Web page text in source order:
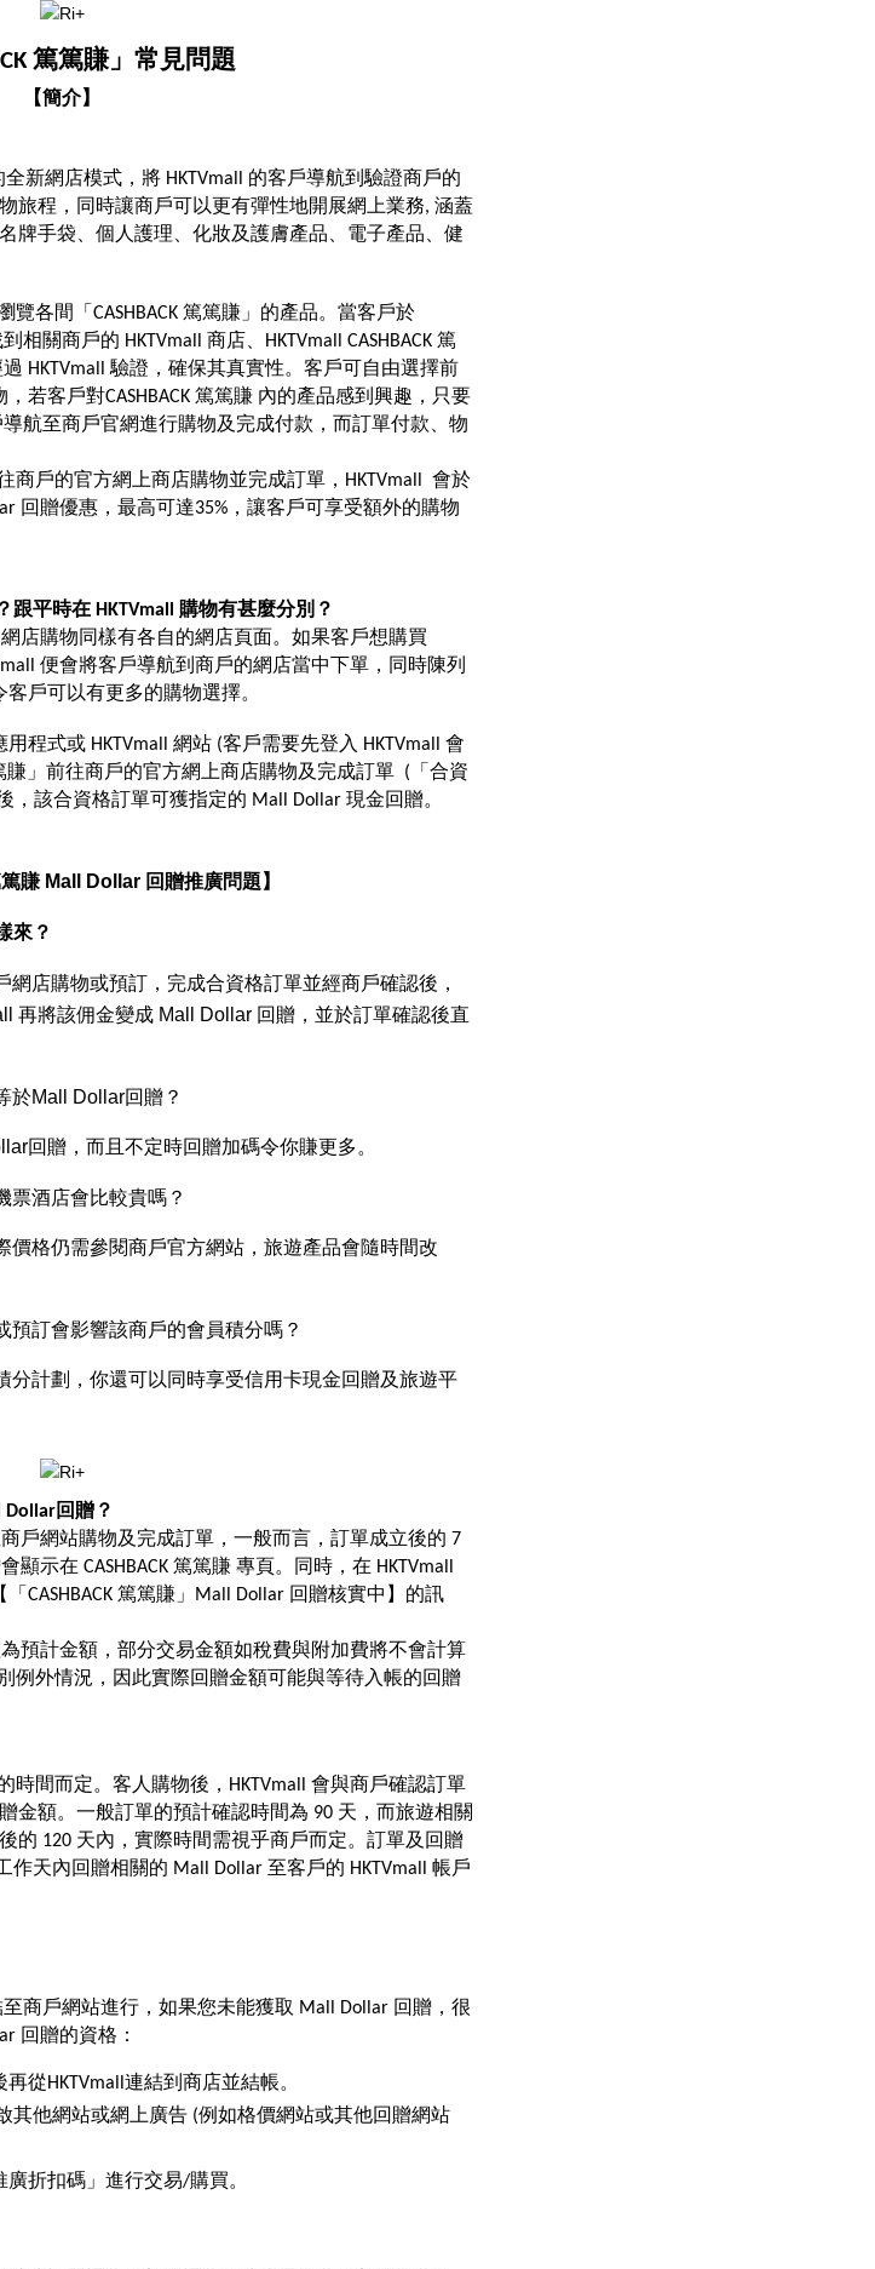
篤篤賺」常見問題
【簡介】
全新網店模式，將 HKTVmall 的客戶導航到驗證商戶的
旅程，同時讓商戶可以更有彈性地開展網上業務, 涵蓋
牌手袋、個人護理、化妝及護膚產品、電子產品、健
覽各間「CASHBACK 篤篤賺」的產品。當客戶於
關商戶的 HKTVmall 商店、HKTVmall CASHBACK 篤
HKTVmall 驗證，確保其真實性。客戶可自由選擇前
若客戶對CASHBACK 篤篤賺 內的產品感到興趣，只要
航至商戶官網進行購物及完成付款，而訂單付款、物
商戶的官方網上商店購物並完成訂單，HKTVmall  會於
回贈優惠，最高可達35%，讓客戶可享受額外的購物
跟平時在 HKTVmall 購物有甚麼分別？
網店購物同樣有各自的網店頁面。如果客戶想購買
便會將客戶導航到商戶的網店當中下單，同時陳列
客戶可以有更多的購物選擇。
程式或 HKTVmall 網站 (客戶需要先登入 HKTVmall 會
賺」前往商戶的官方網上商店購物及完成訂單  (「合資
，該合資格訂單可獲指定的 Mall Dollar 現金回贈。
賺 Mall Dollar 回贈推廣問題】
來？
店購物或預訂，完成合資格訂單並經商戶確認後，
再將該佣金變成 Mall Dollar 回贈，並於訂單確認後直
於Mall Dollar回贈？
回贈，而且不定時回贈加碼令你賺更多。
票酒店會比較貴嗎？
格仍需參閱商戶官方網站，旅遊產品會隨時間改
訂會影響該商戶的會員積分嗎？
計劃，你還可以同時享受信用卡現金回贈及旅遊平
回贈？
商戶網站購物及完成訂單，一般而言，訂單成立後的 7
示在 CASHBACK 篤篤賺 專頁。同時，在 HKTVmall
CASHBACK 篤篤賺」Mall Dollar 回贈核實中】的訊
預計金額，部分交易金額如稅費與附加費將不會計算
例外情況，因此實際回贈金額可能與等待入帳的回贈
時間而定。客人購物後，HKTVmall 會與商戶確認訂單
金額。一般訂單的預計確認時間為 90 天，而旅遊相關
的 120 天內，實際時間需視乎商戶而定。訂單及回贈
作天內回贈相關的 Mall Dollar 至客戶的 HKTVmall 帳戶
商戶網站進行，如果您未能獲取 Mall Dollar 回贈，很
回贈的資格：
從HKTVmall連結到商店並結帳。
其他網站或網上廣告 (例如格價網站或其他回贈網站
折扣碼」進行交易/購買。